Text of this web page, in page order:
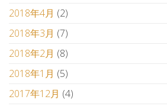
2018年4月 (2)
2018年3月 (7)
2018年2月 (8)
2018年1月 (5)
2017年12月 (4)